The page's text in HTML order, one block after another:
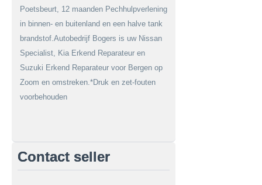
Poetsbeurt, 12 maanden Pechhulpverlening
in binnen- en buitenland en een halve tank
brandstof.Autobedrijf Bogers is uw Nissan
Specialist, Kia Erkend Reparateur en
Suzuki Erkend Reparateur voor Bergen op
Zoom en omstreken.*Druk en zet-fouten
voorbehouden
Contact seller